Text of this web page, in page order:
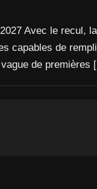
Avec le recul,
capables de
de premières